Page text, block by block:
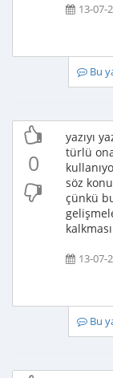
13-07-
Bu
0
yazıyı
türlü
söz
çünkü
13-07-
Bu